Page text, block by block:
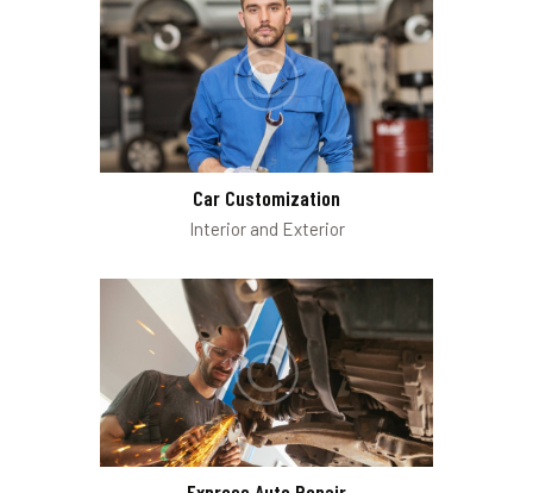
Car Customization
Interior and Exterior